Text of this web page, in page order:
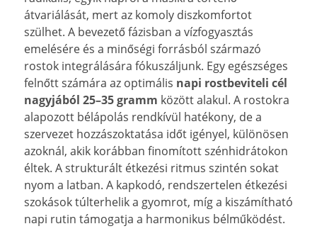
átvariálását, mert az komoly diszkomfortot
szülhet. A bevezető fázisban a vízfogyasztás
emelésére és a minőségi forrásból származó
rostok integrálására fókuszáljunk. Egy egészséges
felnőtt számára az optimális napi rostbeviteli cél
nagyjából 25–35 gramm között alakul. A rostokra
alapozott bélápolás rendkívül hatékony, de a
szervezet hozzászoktatása időt igényel, különösen
azoknál, akik korábban finomított szénhidrátokon
éltek. A strukturált étkezési ritmus szintén sokat
nyom a latban. A kapkodó, rendszertelen étkezési
szokások túlterhelik a gyomrot, míg a kiszámítható
napi rutin támogatja a harmonikus bélműködést.